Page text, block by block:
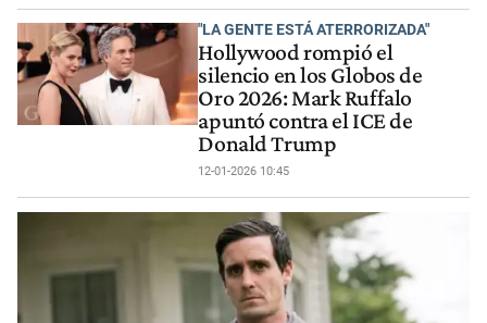
"LA GENTE ESTÁ ATERRORIZADA"
Hollywood rompió el
silencio en los Globos de
Oro 2026: Mark Ruffalo
apuntó contra el ICE de
Donald Trump
12-01-2026 10:45